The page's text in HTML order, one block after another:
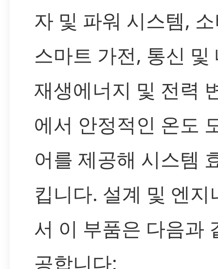
자 및 파워 시스템,
스마트 가전, 통신
재생에너지 및 전력
에서 안정적인 온도
어를 제공해 시스템
킵니다. 설계 및 엔
서 이 부품은 다음과
공합니다: